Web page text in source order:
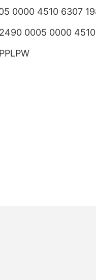
0000 4510 6307
0005 0000